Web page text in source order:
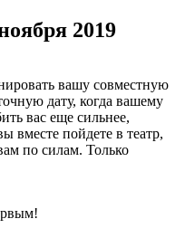
2019
вашу совместную
дату, когда вашему
вас еще сильнее,
вместе пойдете в театр,
по силам. Только